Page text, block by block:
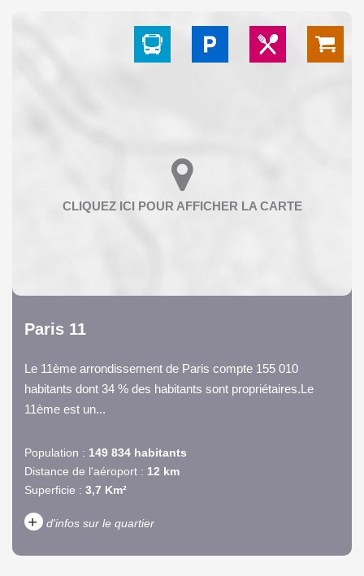
Paris 11
Le 11ème arrondissement de Paris compte 155 010
habitants dont 34 % des habitants sont propriétaires.Le
11ème est un...
Population : 149 834 habitants
Distance de l'aéroport : 12 km
Superficie : 3,7 Km²
+ d'infos sur le quartier